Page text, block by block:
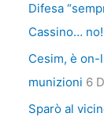
Difesa
Cassino… no!
Cesim, è
munizioni 6
Sparò al